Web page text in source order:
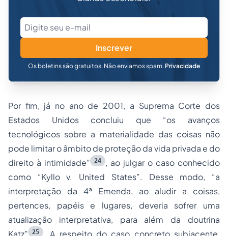
Inscrever
Os boletins são gratuitos. Não enviamos spam. Privacidade
Por fim, já no ano de 2001, a Suprema Corte dos
Estados Unidos concluiu que “os avanços
tecnológicos sobre a materialidade das coisas não
pode limitar o âmbito de proteção da vida privada e do
direito à intimidade”
24
, ao julgar o caso conhecido
como “Kyllo v. United States”. Desse modo, “a
interpretação da 4ª Emenda, ao aludir a coisas,
pertences, papéis e lugares, deveria sofrer uma
atualização interpretativa, para além da doutrina
Katz”
25
. A respeito do caso concreto subjacente,